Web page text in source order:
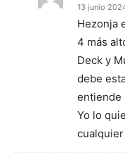
13 junio
Hezonja
4 más
Deck y
debe
entiende
Yo lo